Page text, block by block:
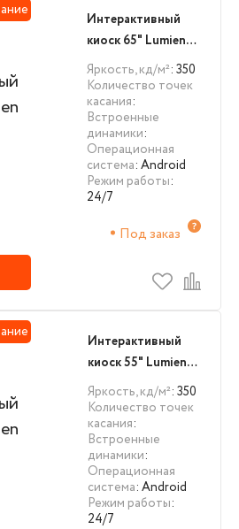
Интерактивный
киоск 65" Lumien
(LIK6501IR)
Яркость, кд/м²: 350
Количество точек
касания:
Встроенные
динамики:
Операционная
система: Android
Режим работы:
24/7
Под заказ
Интерактивный
киоск 55" Lumien
(LIK5501PC)
Яркость, кд/м²: 350
Количество точек
касания:
Встроенные
динамики:
Операционная
система: Android
Режим работы:
24/7